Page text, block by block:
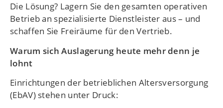
Die Lösung? Lagern Sie den gesamten operativen
Betrieb an spezialisierte Dienstleister aus – und
schaffen Sie Freiräume für den Vertrieb.
Warum sich Auslagerung heute mehr denn je
lohnt
Einrichtungen der betrieblichen Altersversorgung
(EbAV) stehen unter Druck: